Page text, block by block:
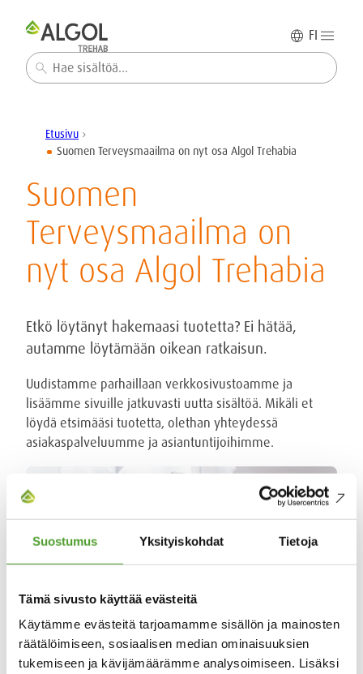
Suostumus Yksityiskohdat Tietoja
Tämä sivusto käyttää evästeitä
Käytämme evästeitä tarjoamamme sisällön ja mainosten
räätälöimiseen, sosiaalisen median ominaisuuksien
tukemiseen ja kävijämäärämme analysoimiseen. Lisäksi
FI
Haku
Etusivu chevron_right
Suomen Terveysmaailma on nyt osa Algol Trehabia
Suomen
Terveysmaailma on
nyt osa Algol Trehabia
Etkö löytänyt hakemaasi tuotetta? Ei hätää,
autamme löytämään oikean ratkaisun.
Uudistamme parhaillaan verkkosivustoamme ja
lisäämme sivuille jatkuvasti uutta sisältöä. Mikäli et
löydä etsimääsi tuotetta, olethan yhteydessä
asiakaspalveluumme ja asiantuntijoihimme.